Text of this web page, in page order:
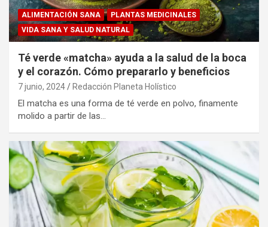
ALIMENTACIÓN SANA
PLANTAS MEDICINALES
VIDA SANA Y SALUD NATURAL
Té verde «matcha» ayuda a la salud de la boca
y el corazón. Cómo prepararlo y beneficios
7 junio, 2024 Redacción Planeta Holístico
El matcha es una forma de té verde en polvo, finamente
molido a partir de las…